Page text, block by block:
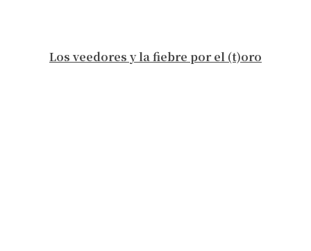
Los veedores y la fiebre por el (t)oro